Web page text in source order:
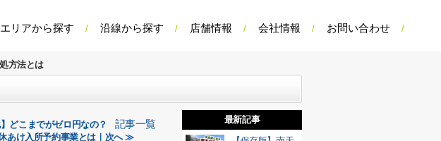
エリアから探す 沿線から探す 店舗情報 会社情報 お問い合わせ
方法とは
どこまでがゼロ円なの？ 記事一覧
あけ入所予約事業とは｜次へ ≫
最新記事